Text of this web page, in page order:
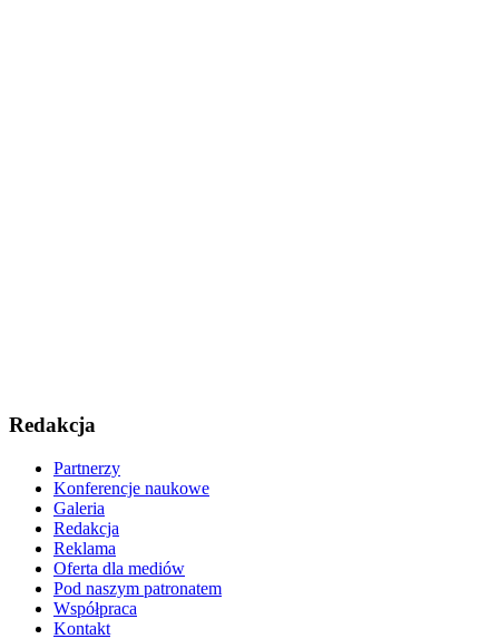
Redakcja
Partnerzy
Konferencje naukowe
Galeria
Redakcja
Reklama
Oferta dla mediów
Pod naszym patronatem
Współpraca
Kontakt